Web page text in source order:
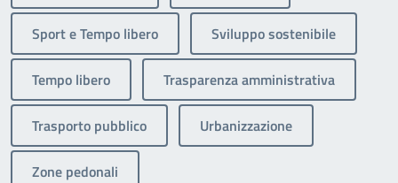
Sport e Tempo libero Sviluppo sostenibile
Tempo libero Trasparenza amministrativa
Trasporto pubblico Urbanizzazione
Zone pedonali